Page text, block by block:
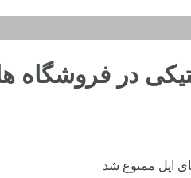
در فروشگاه
اپل ممنوع شد